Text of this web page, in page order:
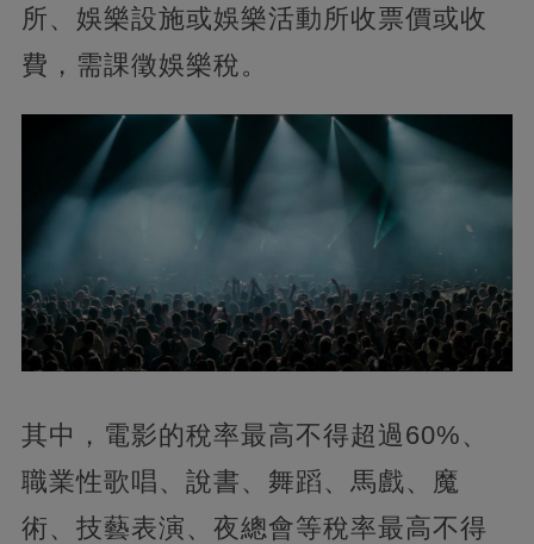
所、娛樂設施或娛樂活動所收票價或收
費，需課徵娛樂稅。
其中，電影的稅率最高不得超過60%、
職業性歌唱、說書、舞蹈、馬戲、魔
術、技藝表演、夜總會等稅率最高不得